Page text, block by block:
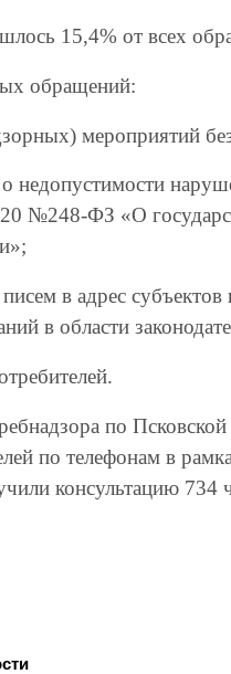
15,4% от всех
обращений:
мероприятий
недопустимости
№248-ФЗ «О
в адрес субъектов
в области
по
по телефонам в
консультацию 734